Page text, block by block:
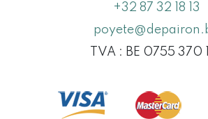
+32 87 32 18 13
TVA : BE 0755 370